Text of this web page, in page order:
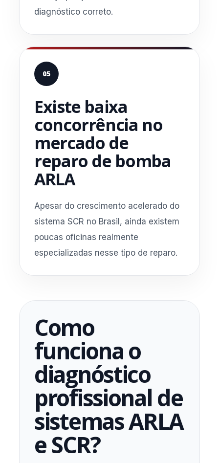
diagnóstico correto.
05
Existe baixa
concorrência no
mercado de
reparo de bomba
ARLA
Apesar do crescimento acelerado do
sistema SCR no Brasil, ainda existem
poucas oficinas realmente
especializadas nesse tipo de reparo.
Como
funciona o
diagnóstico
profissional de
sistemas ARLA
e SCR?